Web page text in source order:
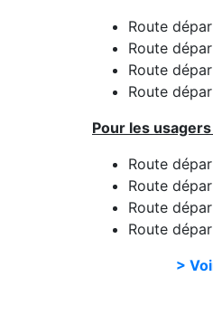
Route
Route
Route
Route
Pour les usagers
Route
Route
Route
Route
>